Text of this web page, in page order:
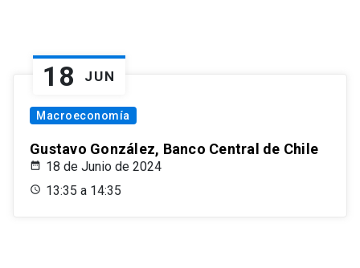
18 JUN
Macroeconomía
Gustavo González, Banco Central de Chile
18 de Junio de 2024
13:35 a 14:35